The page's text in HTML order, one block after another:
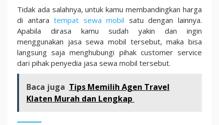
Tidak ada salahnya, untuk kamu membandingkan harga
di antara tempat sewa mobil satu dengan lainnya.
Apabila dirasa kamu sudah yakin dan ingin
menggunakan jasa sewa mobil tersebut, maka bisa
langsung saja menghubungi pihak customer service
dari pihak penyedia jasa sewa mobil tersebut.
Baca juga Tips Memilih Agen Travel
Klaten Murah dan Lengkap